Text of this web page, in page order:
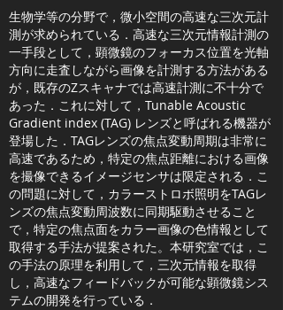
​生物学等の分野で，微小空間の高速な三次元計
測が求められている．高速な三次元情報計測の
一手段として，顕微鏡のフォーカス位置を光軸
方向に走査しながら画像を計測する方法がある
が，既存のZスキャナでは高速計測に不十分で
あった．これに対して，Tunable Acoustic
Gradient index (TAG) レンズと呼ばれる機器が
登場した．TAGレンズの焦点変動周期は非常に
高速であるため，特定の焦点距離における画像
を撮像できるイメージセンサは限定される．こ
の問題に対して，カラーストロボ照明をTAGレ
ンズの焦点変動周波数に同期駆動させること
で，特定の焦点面をカラー画像の色情報として
取得する手法が提案された。本研究室では，こ
の手法の原理を利用して，三次元情報を取得
し，高速なフィードバックが可能な顕微鏡シス
テムの開発を行っている．